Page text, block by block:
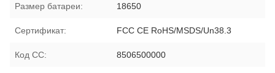
Размер батареи: 18650
Сертификат: FCC CE RoHS/MSDS/Un38.3
Код СС: 8506500000